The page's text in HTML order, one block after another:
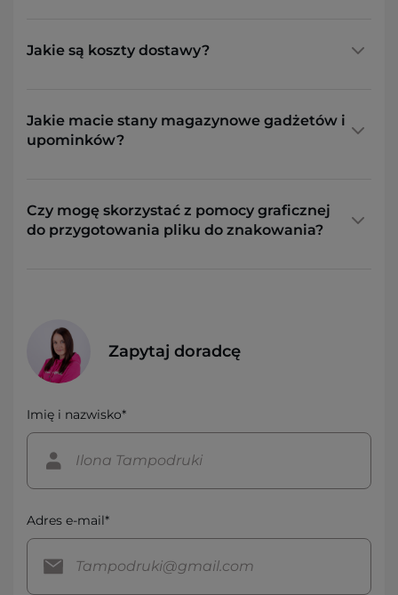
Jakie są koszty dostawy?
Jakie macie stany magazynowe gadżetów i
upominków?
Czy mogę skorzystać z pomocy graficznej
do przygotowania pliku do znakowania?
Zapytaj doradcę
Imię i nazwisko*
Adres e-mail*